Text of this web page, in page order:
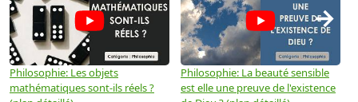
Philosophie: Les objets
mathématiques sont-ils réels ?
Philosophie: La beauté sensible
est elle une preuve de l'existence
→